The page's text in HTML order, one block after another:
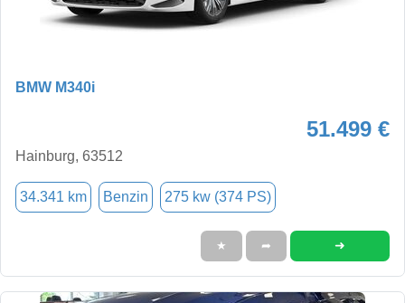
BMW M340i
51.499 €
Hainburg, 63512
34.341 km Benzin 275 kw (374 PS)
★ ➦ ➜